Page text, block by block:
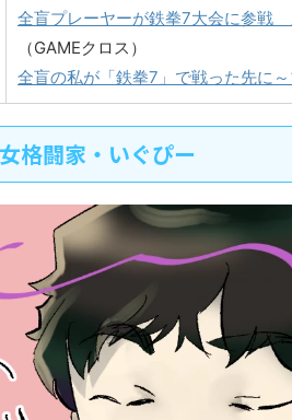
全盲プレーヤーが鉄拳7大会に参戦
（GAMEクロス）
全盲の私が「鉄拳7」で戦った先に
格闘家・いぐぴー